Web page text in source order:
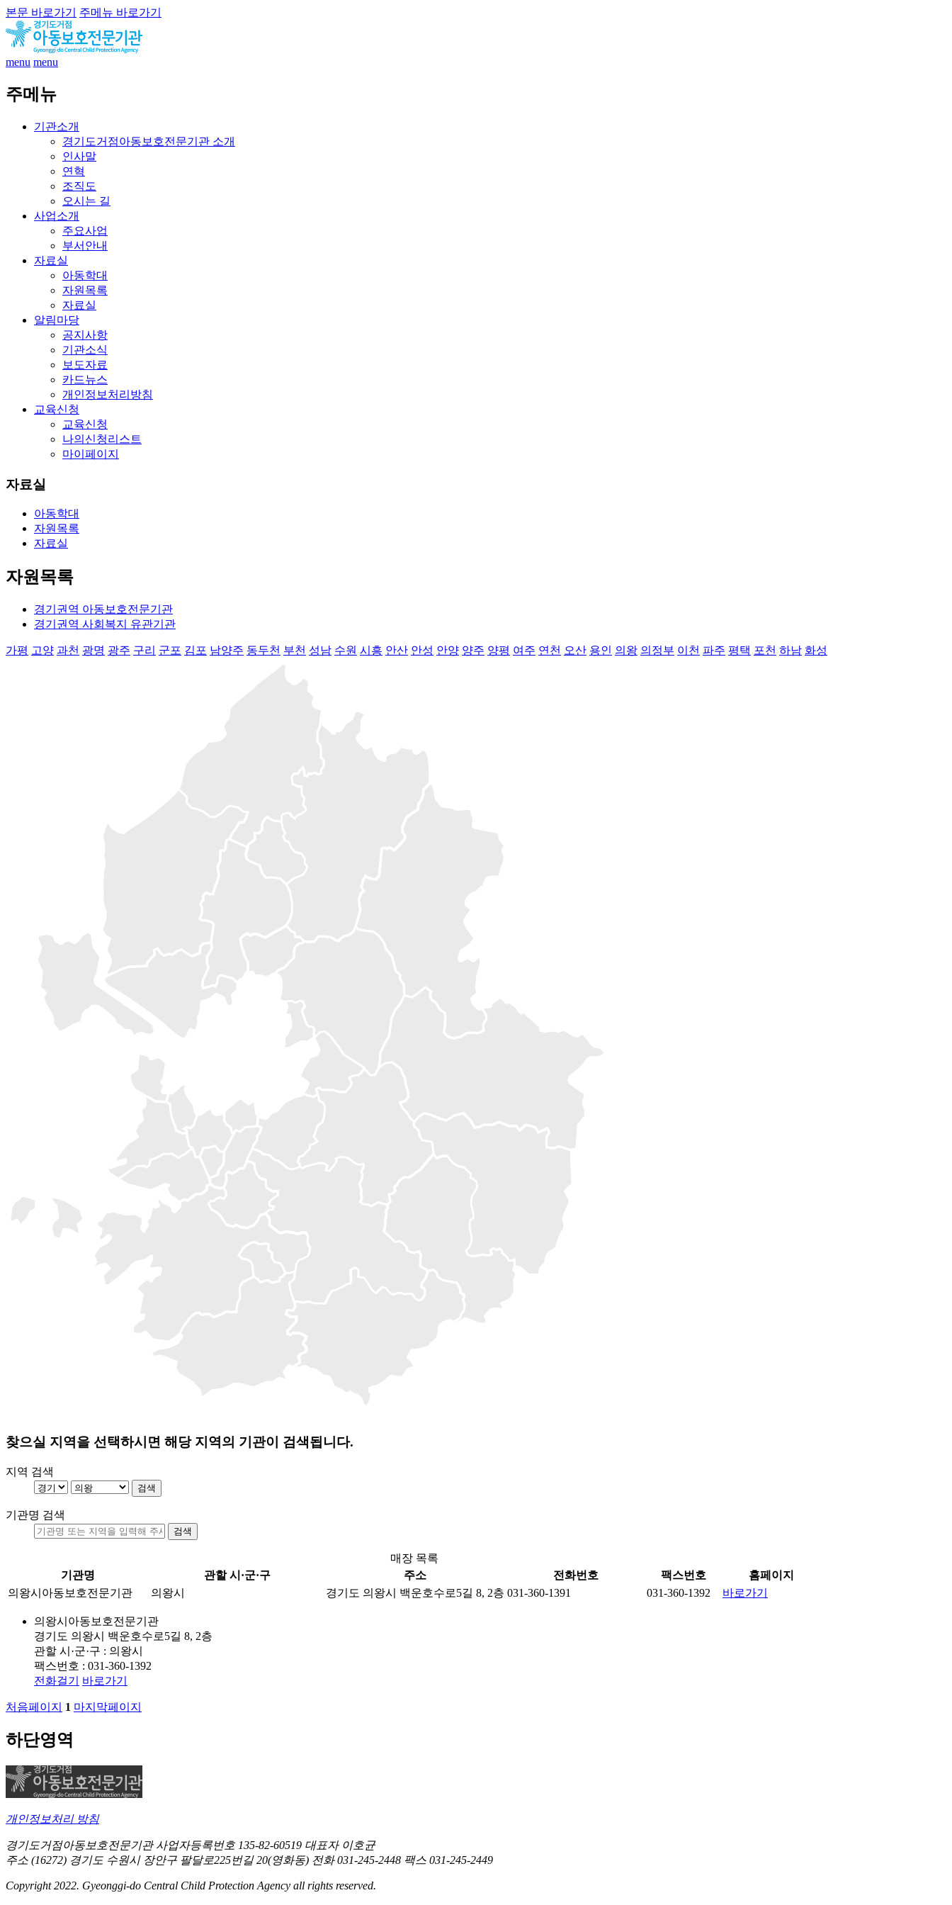
본문 바로가기 주메뉴 바로가기
menu menu
주메뉴
기관소개
경기도거점아동보호전문기관 소개
인사말
연혁
조직도
오시는 길
사업소개
주요사업
부서안내
자료실
아동학대
자원목록
자료실
알림마당
공지사항
기관소식
보도자료
카드뉴스
개인정보처리방침
교육신청
교육신청
나의신청리스트
마이페이지
자료실
아동학대
자원목록
자료실
자원목록
경기권역 아동보호전문기관
경기권역 사회복지 유관기관
가평 고양 과천 광명 광주 구리 군포 김포 남양주 동두천 부천 성남 수원 시흥 안산 안성 안양 양주 양평 여주 연천 오산 용인 의왕 의정부 이천 파주 평택 포천 하남 화성
찾으실 지역을 선택하시면 해당 지역의 기관이 검색됩니다.
지역 검색
기관명 검색
매장 목록
기관명
관할 시·군·구 주소 전화번호 팩스번호
홈페이지
의왕시아동보호전문기관
의왕시 경기도 의왕시 백운호수로5길 8, 2층 031-360-1391 031-360-1392 바로가기
의왕시아동보호전문기관
경기도 의왕시 백운호수로5길 8, 2층
관할 시·군·구 : 의왕시
팩스번호 : 031-360-1392
전화걸기
바로가기
처음페이지 1 마지막페이지
하단영역
개인정보처리 방침
경기도거점아동보호전문기관 사업자등록번호 135-82-60519 대표자 이호균
주소 (16272) 경기도 수원시 장안구 팔달로225번길 20(영화동) 전화 031-245-2448 팩스 031-245-2449
Copyright 2022. Gyeonggi-do Central Child Protection Agency all rights reserved.